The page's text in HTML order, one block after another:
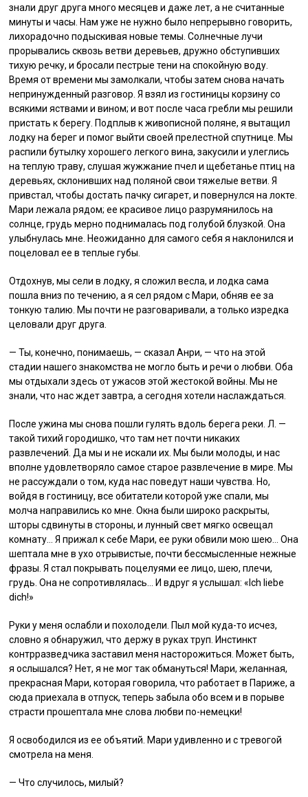
знали друг друга много месяцев и даже лет, а не считанные
минуты и часы. Нам уже не нужно было непрерывно говорить,
лихорадочно подыскивая новые темы. Солнечные лучи
прорывались сквозь ветви деревьев, дружно обступивших
тихую речку, и бросали пестрые тени на спокойную воду.
Время от времени мы замолкали, чтобы затем снова начать
непринужденный разговор. Я взял из гостиницы корзину со
всякими яствами и вином; и вот после часа гребли мы решили
пристать к берегу. Подплыв к живописной поляне, я вытащил
лодку на берег и помог выйти своей прелестной спутнице. Мы
распили бутылку хорошего легкого вина, закусили и улеглись
на теплую траву, слушая жужжание пчел и щебетанье птиц на
деревьях, склонивших над поляной свои тяжелые ветви. Я
привстал, чтобы достать пачку сигарет, и повернулся на локте.
Мари лежала рядом; ее красивое лицо разрумянилось на
солнце, грудь мерно поднималась под голубой блузкой. Она
улыбнулась мне. Неожиданно для самого себя я наклонился и
поцеловал ее в теплые губы.
Отдохнув, мы сели в лодку, я сложил весла, и лодка сама
пошла вниз по течению, а я сел рядом с Мари, обняв ее за
тонкую талию. Мы почти не разговаривали, а только изредка
целовали друг друга.
— Ты, конечно, понимаешь, — сказал Анри, — что на этой
стадии нашего знакомства не могло быть и речи о любви. Оба
мы отдыхали здесь от ужасов этой жестокой войны. Мы не
знали, что нас ждет завтра, а сегодня хотели наслаждаться.
После ужина мы снова пошли гулять вдоль берега реки. Л. —
такой тихий городишко, что там нет почти никаких
развлечений. Да мы и не искали их. Мы были молоды, и нас
вполне удовлетворяло самое старое развлечение в мире. Мы
не рассуждали о том, куда нас поведут наши чувства. Но,
войдя в гостиницу, все обитатели которой уже спали, мы
молча направились ко мне. Окна были широко раскрыты,
шторы сдвинуты в стороны, и лунный свет мягко освещал
комнату… Я прижал к себе Мари, ее руки обвили мою шею… Она
шептала мне в ухо отрывистые, почти бессмысленные нежные
фразы. Я стал покрывать поцелуями ее лицо, шею, плечи,
грудь. Она не сопротивлялась… И вдруг я услышал: «Ich liebe
dich!»
Руки у меня ослабли и похолодели. Пыл мой куда-то исчез,
словно я обнаружил, что держу в руках труп. Инстинкт
контрразведчика заставил меня насторожиться. Может быть,
я ослышался? Нет, я не мог так обмануться! Мари, желанная,
прекрасная Мари, которая говорила, что работает в Париже, а
сюда приехала в отпуск, теперь забыла обо всем и в порыве
страсти прошептала мне слова любви по-немецки!
Я освободился из ее объятий. Мари удивленно и с тревогой
смотрела на меня.
— Что случилось, милый?